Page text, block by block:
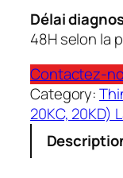
Délai
48H selon la
Contactez-
Category:
20KC, 20KD)